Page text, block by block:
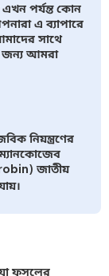
এখন পর্যন্ত কোন
এ ব্যাপারে
সাথে
জন্য আমরা
নিয়ন্ত্রণের
ম্যানকোজেব
জাতীয়
ফসলের